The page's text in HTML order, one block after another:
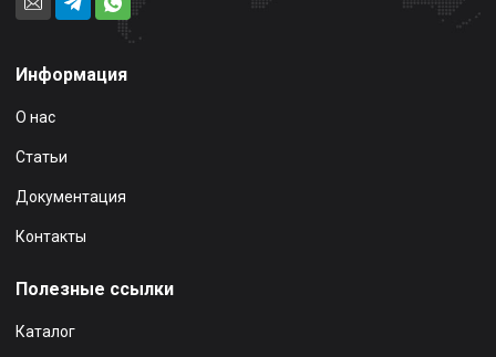
Информация
О нас
Статьи
Документация
Контакты
Полезные ссылки
Каталог